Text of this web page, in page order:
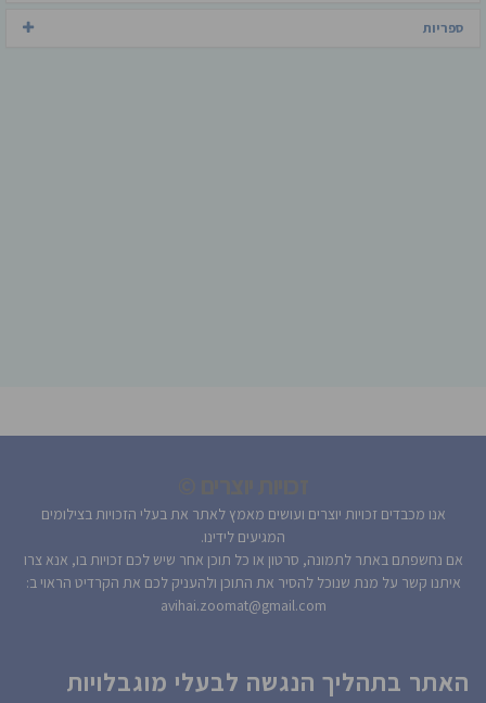
ספריות
אנו מכבדים זכויות יוצרים ועושים מאמץ לאתר את בעלי הזכויות בצילומים
המגיעים לידינו.
אם נחשפתם באתר לתמונה, סרטון או כל תוכן אחר שיש לכם זכויות בו, אנא צרו
איתנו קשר על מנת שנוכל להסיר את התוכן ולהעניק לכם את הקרדיט הראוי ב:
avihai.zoomat@gmail.com
האתר בתהליך הנגשה לבעלי מוגבלויות